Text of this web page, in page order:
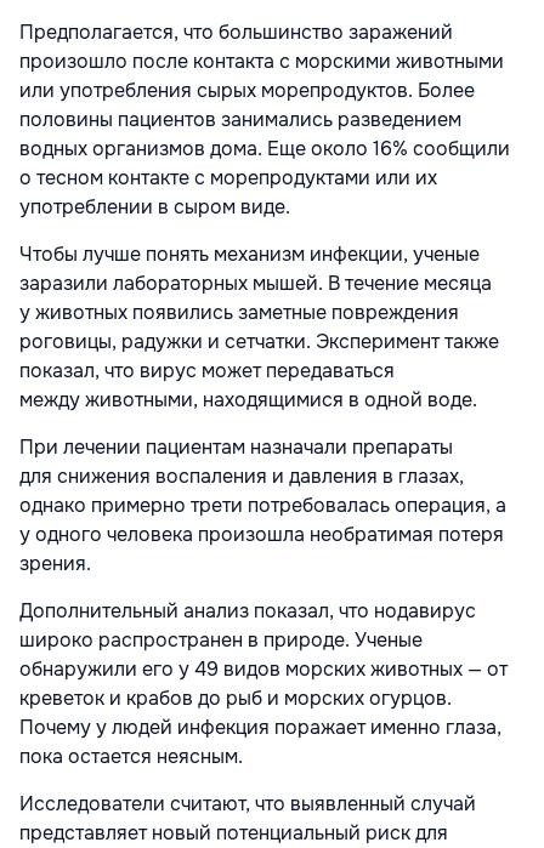
Предполагается, что большинство заражений
произошло после контакта с морскими животными
или употребления сырых морепродуктов. Более
половины пациентов занимались разведением
водных организмов дома. Еще около 16% сообщили
о тесном контакте с морепродуктами или их
употреблении в сыром виде.
Чтобы лучше понять механизм инфекции, ученые
заразили лабораторных мышей. В течение месяца
у животных появились заметные повреждения
роговицы, радужки и сетчатки. Эксперимент также
показал, что вирус может передаваться
между животными, находящимися в одной воде.
При лечении пациентам назначали препараты
для снижения воспаления и давления в глазах,
однако примерно трети потребовалась операция, а
у одного человека произошла необратимая потеря
зрения.
Дополнительный анализ показал, что нодавирус
широко распространен в природе. Ученые
обнаружили его у 49 видов морских животных — от
креветок и крабов до рыб и морских огурцов.
Почему у людей инфекция поражает именно глаза,
пока остается неясным.
Исследователи считают, что выявленный случай
представляет новый потенциальный риск для